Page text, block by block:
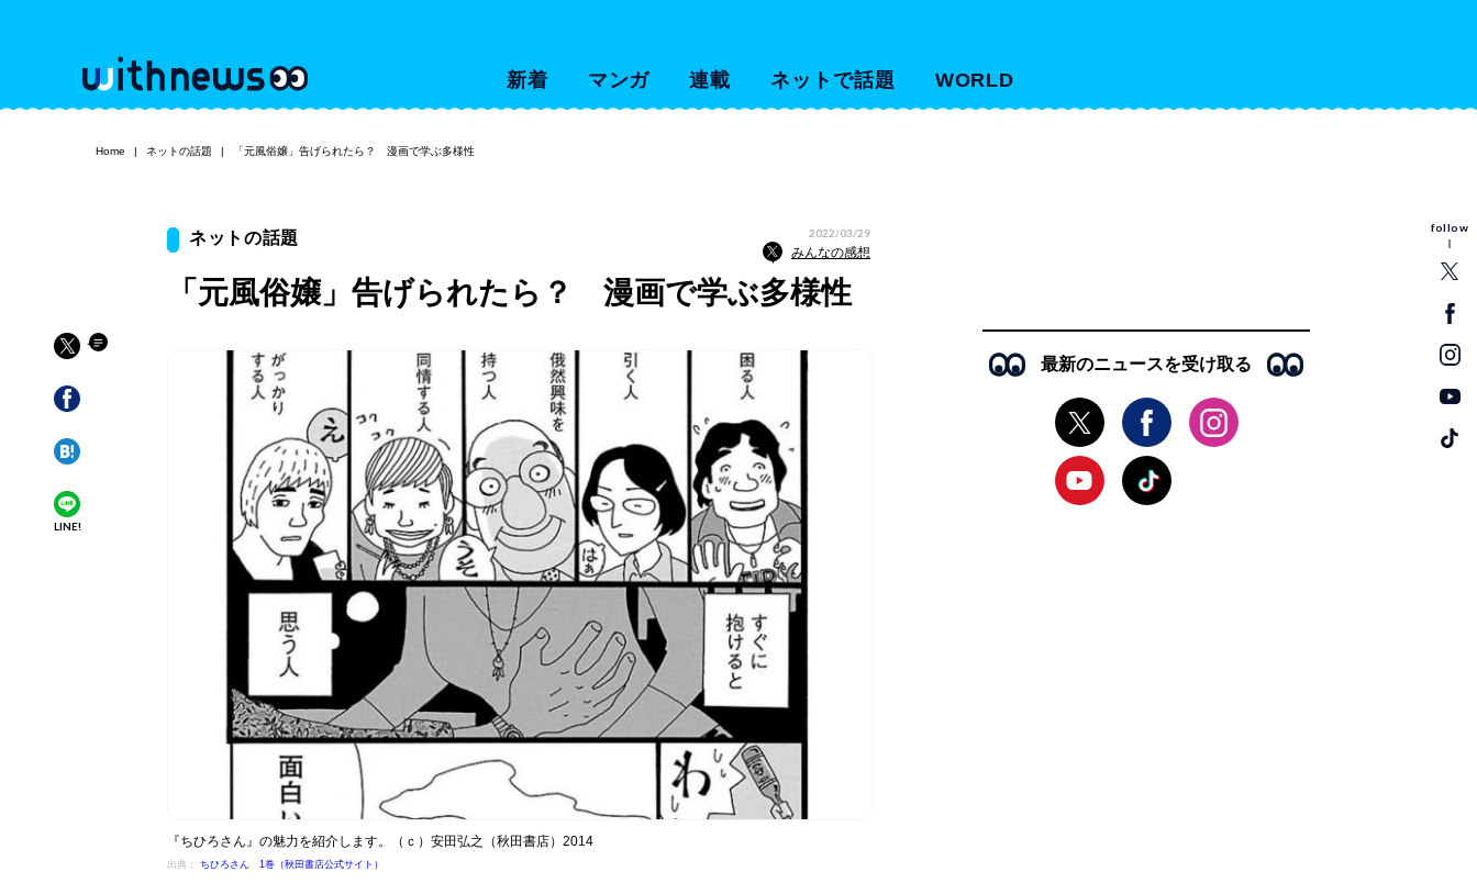
新着 マンガ 連載 ネットで話題 WORLD
follow
Home ネットの話題 「元風俗嬢」告げられたら？ 漫画で学ぶ多様性
LINE!
ネットの話題 2022/03/29
みんなの感想
「元風俗嬢」告げられたら？ 漫画で学ぶ多様性
『ちひろさん』の魅力を紹介します。（ｃ）安田弘之（秋田書店）2014
出典： ちひろさん 1巻（秋田書店公式サイト）
最新のニュースを受け取る